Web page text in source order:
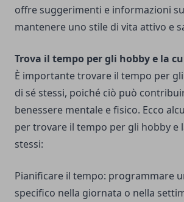
offre suggerimenti e informazioni
mantenere uno stile di vita attivo e
Trova il tempo per gli hobby e la
È importante trovare il tempo per
di sé stessi, poiché ciò può
benessere mentale e fisico. Ecco
per trovare il tempo per gli hobby e
stessi:
Pianificare il tempo: programmare
specifico nella giornata o nella